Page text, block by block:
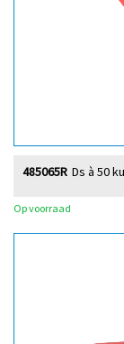
Ds à 50
485065R
Op voorraad